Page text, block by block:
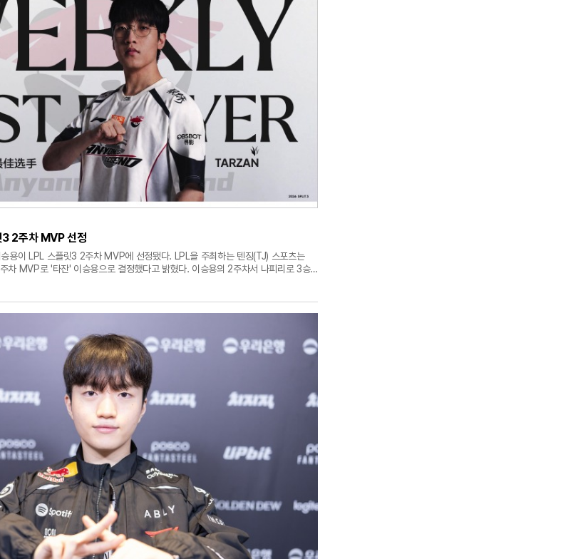
3 2주차 MVP 선정
용이 LPL 스플릿3 2주차 MVP에 선정됐다. LPL을 주최하는 텐징(TJ) 스포츠는
차 MVP로 '타잔' 이승용으로 결정했다고 밝혔다. 이승용의 2주차서 나피리로 3승,
6전 전승을 기록했다. 경기 MVP는 5회를 달성했고 게임 당 KDA는 15.5 등 전